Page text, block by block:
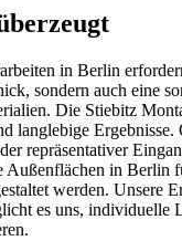
in Berlin
sondern auch eine
Die Stiebitz
langlebige
repräsentativer
Außenflächen in Berlin
werden. Unsere
es uns, individuelle